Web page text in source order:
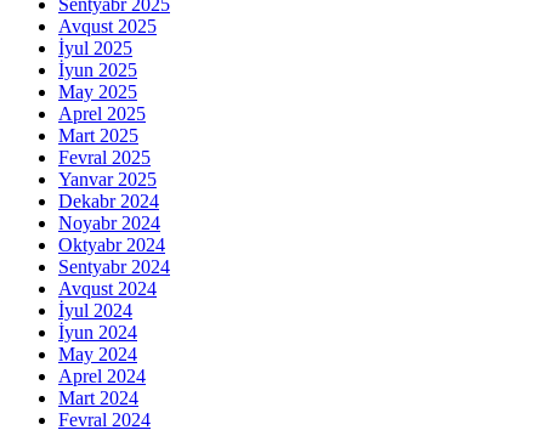
Sentyabr 2025
Avqust 2025
İyul 2025
İyun 2025
May 2025
Aprel 2025
Mart 2025
Fevral 2025
Yanvar 2025
Dekabr 2024
Noyabr 2024
Oktyabr 2024
Sentyabr 2024
Avqust 2024
İyul 2024
İyun 2024
May 2024
Aprel 2024
Mart 2024
Fevral 2024